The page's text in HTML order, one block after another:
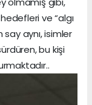
ve “algı
aynı, isimler
bu kişi